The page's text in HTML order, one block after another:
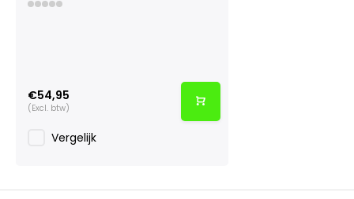
€54,95
(Excl. btw)
Vergelijk